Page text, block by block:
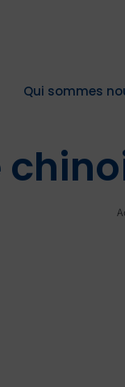
Qui sommes